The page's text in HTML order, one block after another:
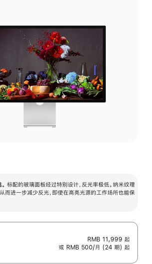
标配的玻璃面板经过特别设计，反光率极低。纳米纹理
而进一步减少反光，即使在高亮光源的工作场所也能保
RMB 11,999 起
或 RMB 500/月 (24 期) 起